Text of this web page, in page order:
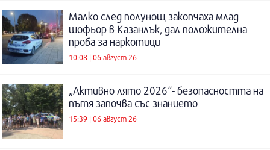
Малко след полунощ закопчаха млад
шофьор в Казанлък, дал положителна
проба за наркотици
10:08 | 06 август 26
„Активно лято 2026“- безопасността на
пътя започва със знанието
15:39 | 06 август 26